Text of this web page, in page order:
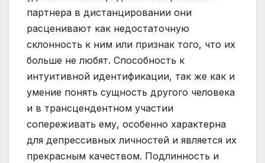
партнера в дистанцировании они
расценивают как недостаточную
склонность к ним или признак того, что их
больше не любят. Способность к
интуитивной идентификации, так же как и
умение понять сущность другого человека
и в трансцендентном участии
сопереживать ему, особенно характерна
для депрессивных личностей и является их
прекрасным качеством. Подлинность и